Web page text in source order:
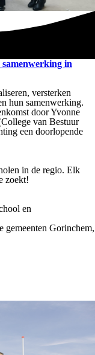
in
versterken
hun samenwerking.
door Yvonne
van Bestuur
een doorlopende
in de regio. Elk
zoekt!
en
gemeenten Gorinchem,